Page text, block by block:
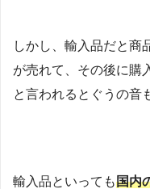
しかし、輸入品だと商
が売れて、その後に購
と言われるとぐうの音
輸入品といっても国内